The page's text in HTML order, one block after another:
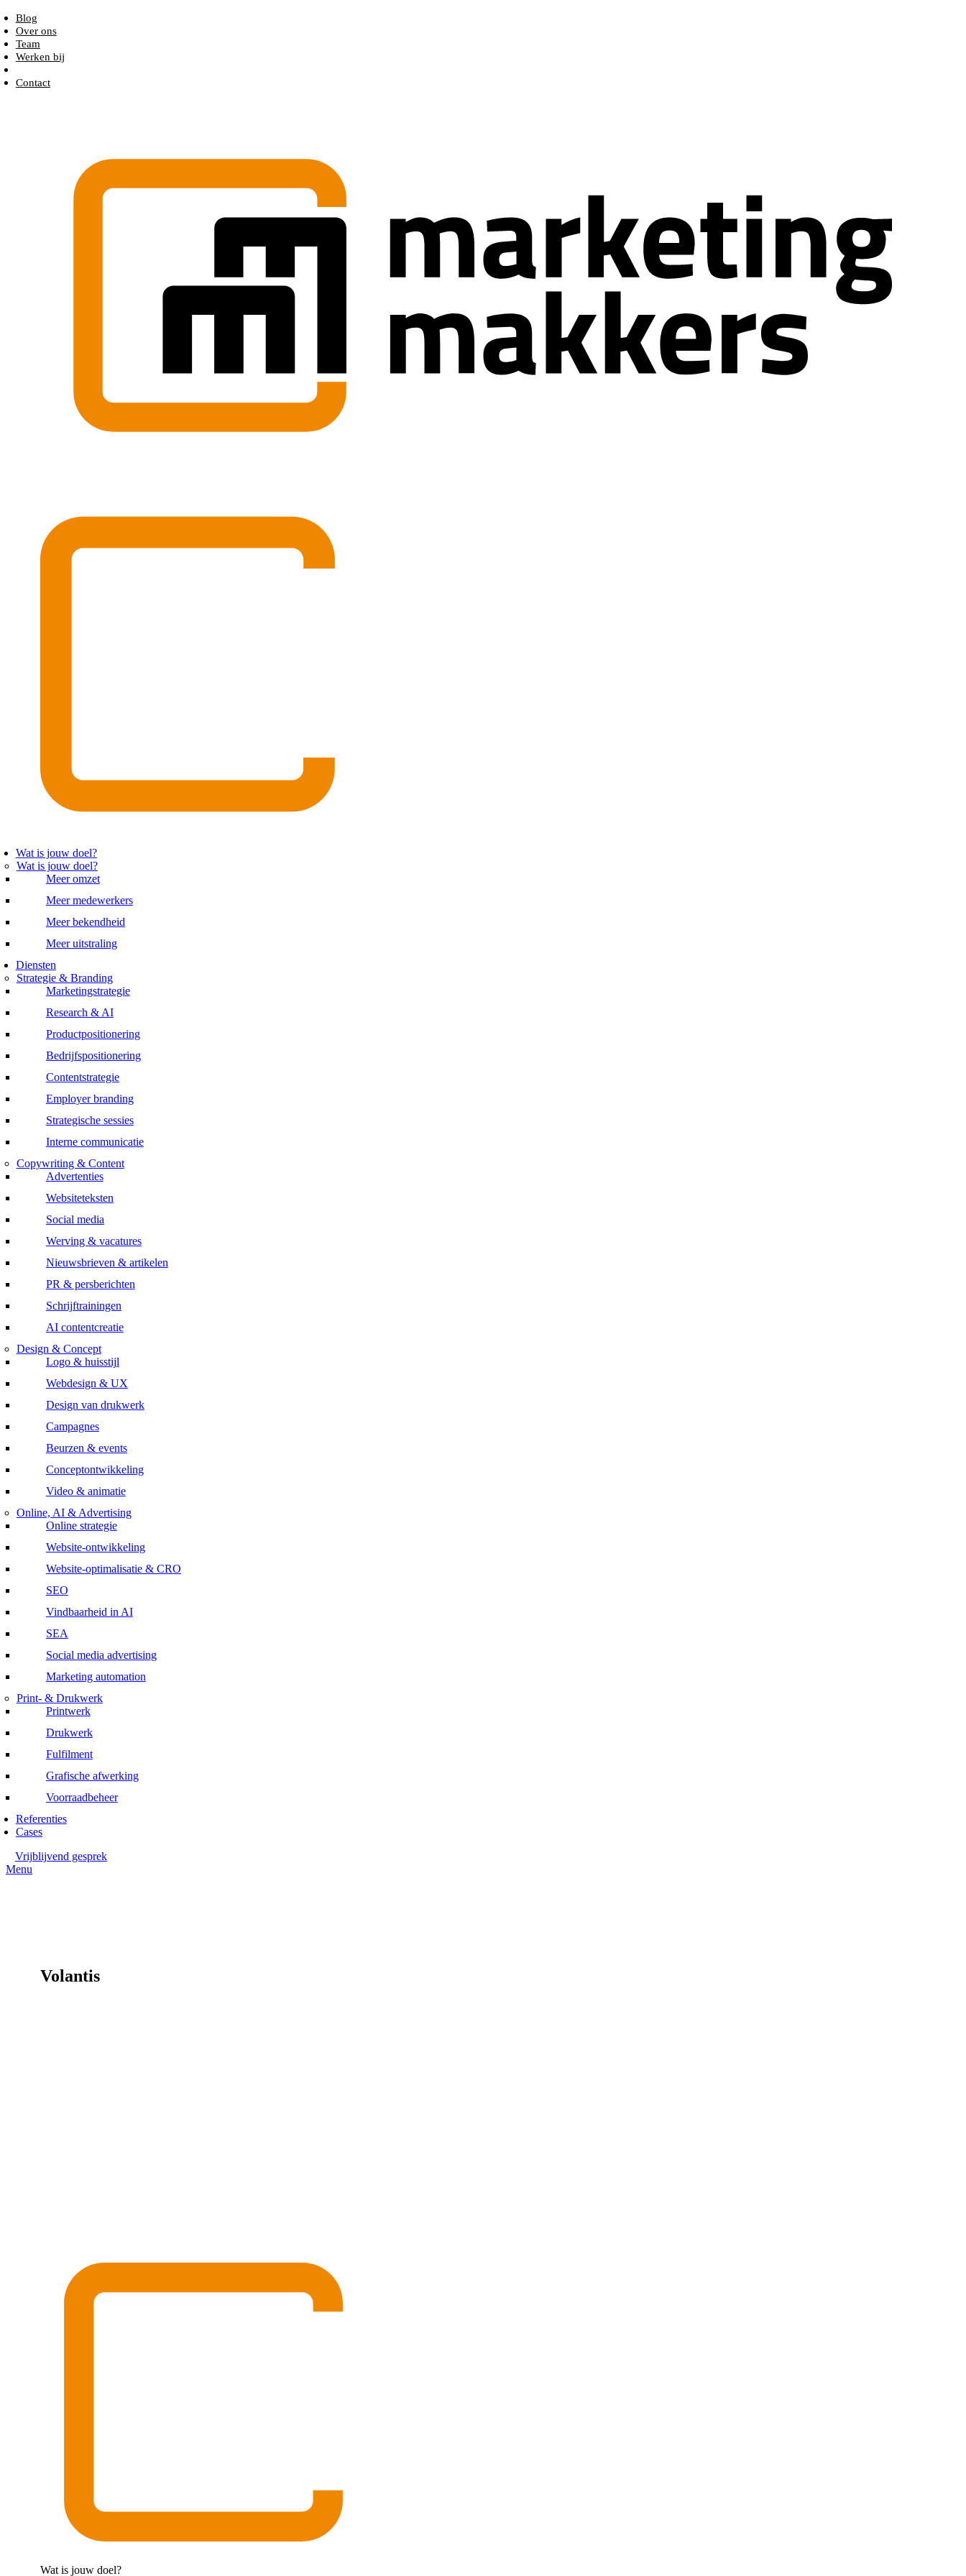
Blog
Over ons
Team
Werken bij
Contact
Wat is jouw doel?
Wat is jouw doel?
Meer omzet
Meer medewerkers
Meer bekendheid
Meer uitstraling
Diensten
Strategie & Branding
Marketingstrategie
Research & AI
Productpositionering
Bedrijfspositionering
Contentstrategie
Employer branding
Strategische sessies
Interne communicatie
Copywriting & Content
Advertenties
Websiteteksten
Social media
Werving & vacatures
Nieuwsbrieven & artikelen
PR & persberichten
Schrijftrainingen
AI contentcreatie
Design & Concept
Logo & huisstijl
Webdesign & UX
Design van drukwerk
Campagnes
Beurzen & events
Conceptontwikkeling
Video & animatie
Online, AI & Advertising
Online strategie
Website-ontwikkeling
Website-optimalisatie & CRO
SEO
Vindbaarheid in AI
SEA
Social media advertising
Marketing automation
Print- & Drukwerk
Printwerk
Drukwerk
Fulfilment
Grafische afwerking
Voorraadbeheer
Referenties
Cases
Vrijblijvend gesprek
Menu
Volantis
Wat is jouw doel?